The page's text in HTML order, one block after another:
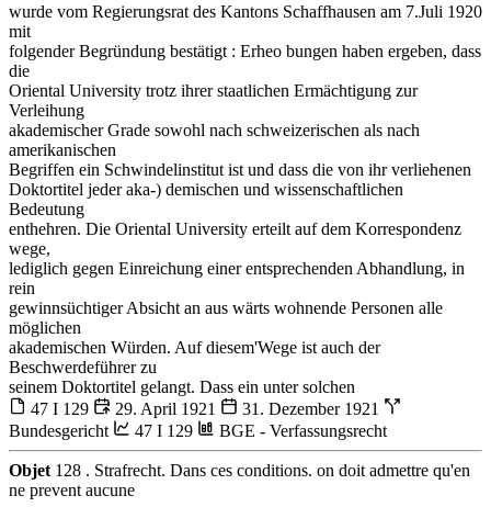
wurde vom Regierungsrat des Kantons Schaffhausen am 7.Juli 1920
mit
folgender Begründung bestätigt : Erheo bungen haben ergeben, dass
die
Oriental University trotz ihrer staatlichen Ermächtigung zur
Verleihung
akademischer Grade sowohl nach schweizerischen als nach
amerikanischen
Begriffen ein Schwindelinstitut ist und dass die von ihr verliehenen
Doktortitel jeder aka-) demischen und wissenschaftlichen
Bedeutung
enthehren. Die Oriental University erteilt auf dem Korrespondenz
wege,
lediglich gegen Einreichung einer entsprechenden Abhandlung, in
rein
gewinnsüchtiger Absicht an aus wärts wohnende Personen alle
möglichen
akademischen Würden. Auf diesem'Wege ist auch der
Beschwerdeführer zu
seinem Doktortitel gelangt. Dass ein unter solchen
47 I 129
29. April 1921
31. Dezember 1921
Bundesgericht
47 I 129 BGE - Verfassungsrecht
Objet 128 . Strafrecht. Dans ces conditions. on doit admettre qu'en
ne prevent aucune